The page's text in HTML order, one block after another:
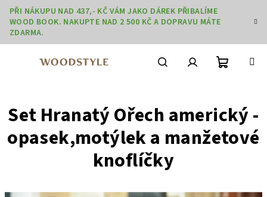
Přejít
obsah
PŘI NÁKUPU NAD 437,- KČ VÁM JAKO DÁREK PŘIBALÍME
WOOD BOOK. NAKUPTE NAD 2 500 KČ A DOPRAVU MÁTE
ZDARMA.
košík
Set Hranatý Ořech americký -
opasek,motýlek a manžetové
knoflíčky